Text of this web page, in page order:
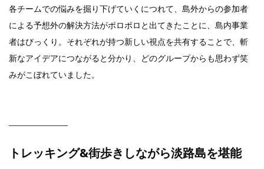
各チームでの悩みを掘り下げていくにつれて、島外からの参加者
による予想外の解決方法がポロポロと出てきたことに、島内事業
者はびっくり。それぞれが持つ新しい視点を共有することで、斬
新なアイデアにつながると分かり、どのグループからも思わず笑
みがこぼれていました。
トレッキング&街歩きしながら淡路島を堪能